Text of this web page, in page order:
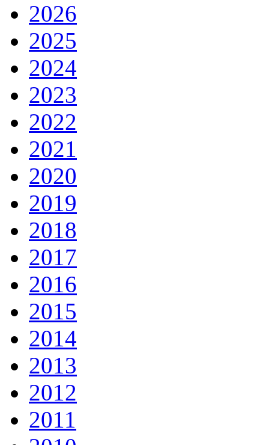
2026
2025
2024
2023
2022
2021
2020
2019
2018
2017
2016
2015
2014
2013
2012
2011